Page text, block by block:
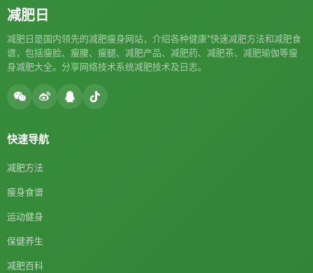
减肥日
减肥日是国内领先的减肥瘦身网站，介绍各种健康*快速减肥方法和减肥食
谱，包括瘦脸、瘦腰、瘦腿、减肥产品、减肥药、减肥茶、减肥瑜伽等瘦
身减肥大全。分享网络技术系统减肥技术及日志。
快速导航
减肥方法
瘦身食谱
运动健身
保健养生
减肥百科